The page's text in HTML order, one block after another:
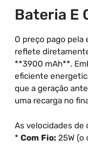
Bateria E
O preço pago
reflete
**3900 mAh**.
eficiente
que a geração
uma recarga no
As velocidades de
* Com Fio: 25W (o